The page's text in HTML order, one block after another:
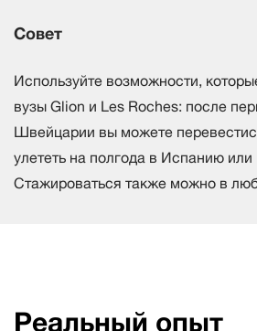
Совет
Используйте возможности,
вузы Glion и Les Roches: после
Швейцарии вы можете
улететь на полгода в Испанию или
Стажироваться также можно в
Реальный опыт